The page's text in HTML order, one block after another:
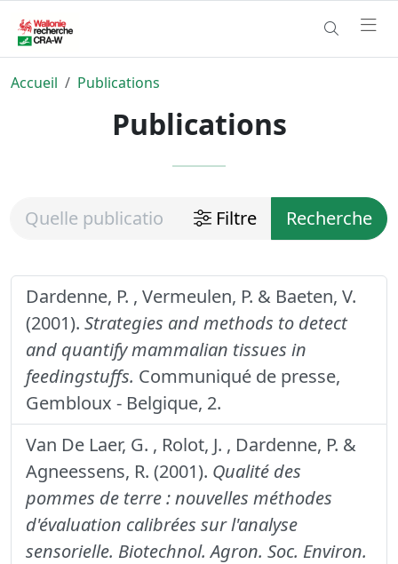
Accueil Publications
Publications
Filtre Recherche
Dardenne, P. , Vermeulen, P. & Baeten, V.
(2001). Strategies and methods to detect
and quantify mammalian tissues in
feedingstuffs. Communiqué de presse,
Gembloux - Belgique, 2.
Van De Laer, G. , Rolot, J. , Dardenne, P. &
Agneessens, R. (2001). Qualité des
pommes de terre : nouvelles méthodes
d'évaluation calibrées sur l'analyse
sensorielle. Biotechnol. Agron. Soc. Environ.